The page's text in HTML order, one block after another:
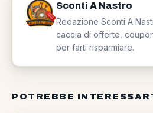
Sconti A Nastro
Redazione Sconti A
caccia di offerte,
per farti risparmiare.
POTREBBE